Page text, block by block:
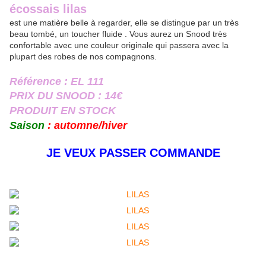
écossais lilas
est une matière belle à regarder, elle se distingue par un très
beau tombé, un toucher fluide . Vous aurez un Snood très
confortable avec une couleur originale qui passera avec la
plupart des robes de nos compagnons.
Référence : EL 111
PRIX DU SNOOD : 14€
PRODUIT EN STOCK
Saison : automne/hiver
JE VEUX PASSER COMMANDE